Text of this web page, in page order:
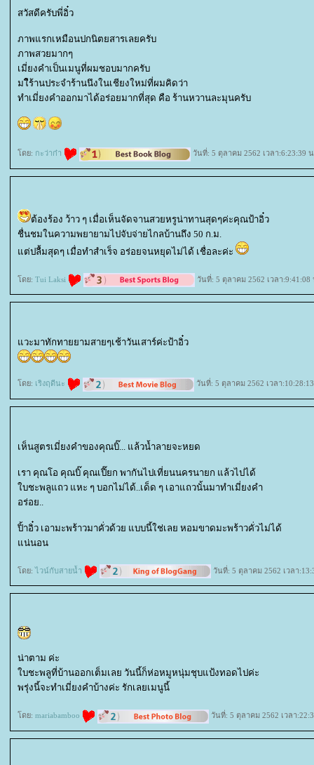
สวัสดีครับพี่อิ๋ว
ภาพแรกเหมือนปกนิตยสารเลยครับ
ภาพสวยมากๆ
เมี่ยงคำเป็นเมนูที่ผมชอบมากครับ
มใีร้านประจำร้านนึงในเชียงใหม่ที่ผมคิดว่า
ทำเมี่ยงคำออกมาได้อร่อยมากที่สุด คือ ร้านหวานละมุนครับ
ดย: กะว่าก๋า วันที่: 5 ตุลาคม 2562 เวลา:6:23:39
ต้องร้อง ว้าว ๆ เมื่อเห็นจัดจานสวยหรูน่าทานสุดๆค่ะคุณป้าอิ๋ว
ชื่นชมในความพยายามไปจับจ่ายไกลบ้านถึง 50 ก.ม.
ต่ปลื้มสุดๆ เมื่อทำสำเร็จ อร่อยจนหยุดไม่ได้ เชื่อละค่ะ
ดย: Tui Laksi วันที่: 5 ตุลาคม 2562 เวลา:9:41:08
วะมาทักทายยามสายๆเช้าวันเสาร์ค่ะป้าอิ๋ว
ดย: เริงฤดีนะ วันที่: 5 ตุลาคม 2562 เวลา
เห็นสูตรเมี่ยงคำของคุณบิ๊... แล้วน้ำลายจะหยด
เรา คุณโอ คุณบิ๊ คุณเปี๊ยก พากันไปเที่ยนนครนายก แล้วไปได้
บชะพลูแถว แหะ ๆ บอกไม่ได้..เด็ด ๆ เอาแถวนั้นมาทำเมี่ยงคำ
อร่อย..
ปิ้าอิ๋ว เอามะพร้าวมาคั่วด้วย แบบนี้ใช่เลย หอมขาดมะพร้าวคั่วไม่ได้
น่นอน
ดย:ไวน์กับสายน้ำ วันที่: 5 ตุลาคม 2562 เวลา
น่าตาม ค่ะ
บชะพลูที่บ้านออกเต็มเลย วันนี้ก็ห่อหมูหนุ่มชุบแป้งทอดไปค่ะ
พรุ่งนี้จะทำเมี่ยงคำบ้างค่ะ รักเลยเมนูนี้
ดย: mariabamboo วันที่: 5 ตุลาคม 2562 เวลา